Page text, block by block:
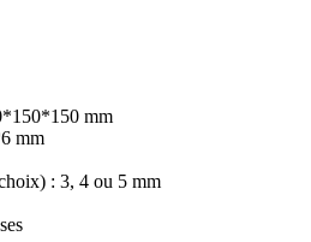
mm
mm
: 3, 4 ou 5 mm